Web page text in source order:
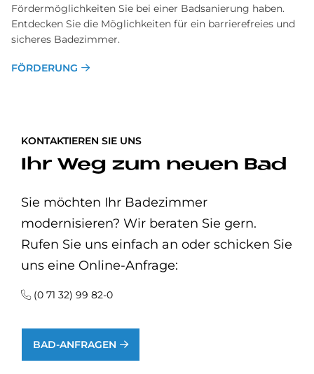
Fördermöglichkeiten Sie bei einer Badsanierung haben.
Entdecken Sie die Möglichkeiten für ein barrierefreies und
sicheres Badezimmer.
FÖRDERUNG
KONTAKTIEREN SIE UNS
Ihr Weg zum neuen Bad
Sie möchten Ihr Badezimmer
modernisieren? Wir beraten Sie gern.
Rufen Sie uns einfach an oder schicken Sie
uns eine Online-Anfrage:
(0 71 32) 99 82-0
BAD-ANFRAGEN